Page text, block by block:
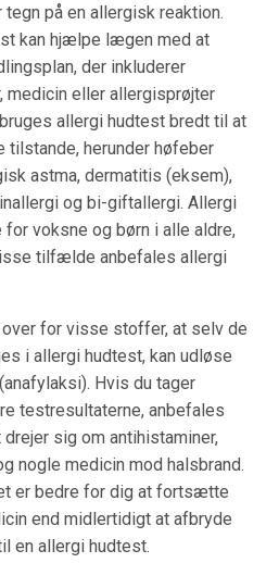
på en allergisk reaktion.
kan hjælpe lægen med at
der inkluderer
medicin eller allergisprøjter
allergi hudtest bredt til at
herunder høfeber
astma, dermatitis (eksem),
og bi-giftallergi. Allergi
voksne og børn i alle aldre,
tilfælde anbefales allergi
for visse stoffer, at selv de
i allergi hudtest, kan udløse
Hvis du tager
testresultaterne, anbefales
sig om antihistaminer,
nogle medicin mod halsbrand.
er bedre for dig at fortsætte
end midlertidigt at afbryde
en allergi hudtest.